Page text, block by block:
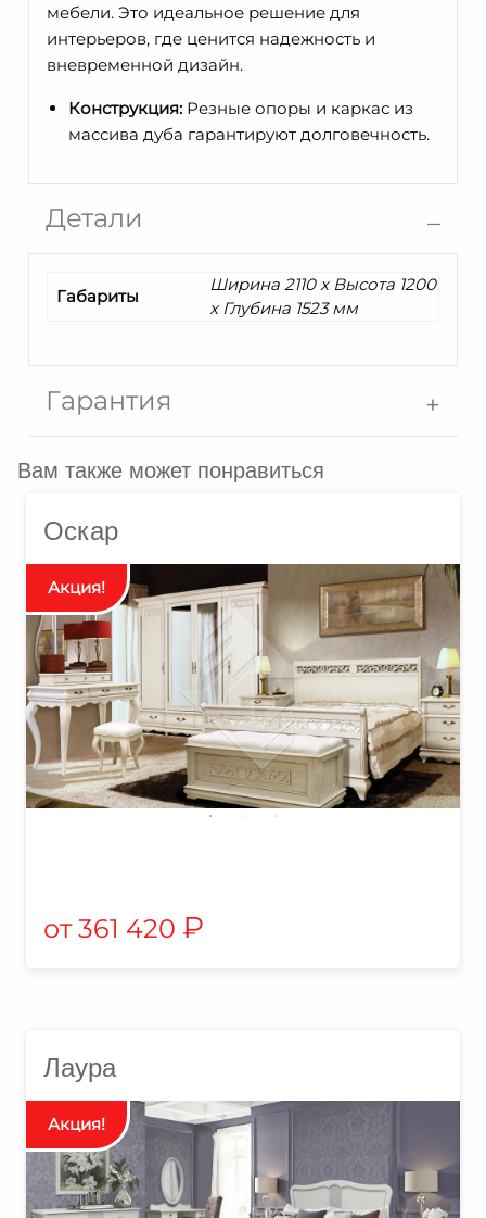
мебели. Это идеальное решение для
интерьеров, где ценится надежность и
вневременной дизайн.
Конструкция: Резные опоры и каркас из
массива дуба гарантируют долговечность.
Детали
Габариты
Ширина 2110 x Высота 1200
x Глубина 1523 мм
Гарантия
Вам также может понравиться
Оскар
361 420 ₽
Лаура